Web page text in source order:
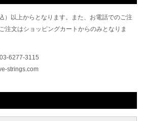
）以上からとなります。また、お電話でのご注
注文はショッピングカートからのみとなりま
6277-3115
strings.com